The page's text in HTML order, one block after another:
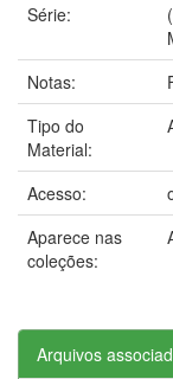
Série:
Notas:
Tipo do
Material:
Acesso:
Aparece nas
coleções:
Arquivos